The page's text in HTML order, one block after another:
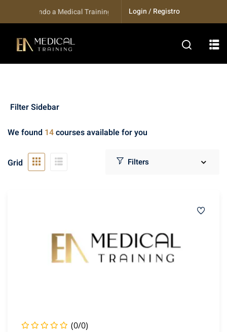
bem Vindo a Medical Training... Login / Registro
Filter Sidebar
(3)
de
We found 14courses available for you
Grid
(0/0)